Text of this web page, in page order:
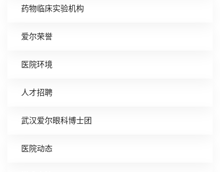
药物临床实验机构
爱尔荣誉
医院环境
人才招聘
武汉爱尔眼科博士团
医院动态